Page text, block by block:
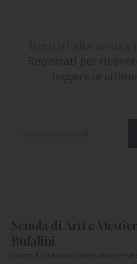
Scuola di Arti e
Bufalini
Centro di Istruzione e Formazione